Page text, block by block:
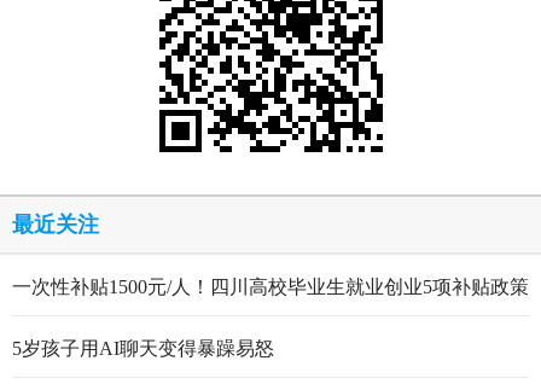
最近关注
一次性补贴1500元/人！四川高校毕业生就业创业5项补贴政策
5岁孩子用AI聊天变得暴躁易怒